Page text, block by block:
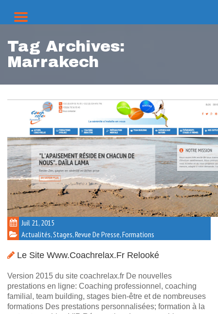
Tag Archives:
Marrakech
Juil 21, 2015
Actualités, Stages, Revue De Presse, Formations
Le Site Www.coachrelax.fr Relooké
Version 2015 du site coachrelax.fr De nouvelles
prestations en ligne: Coaching professionnel, coaching
familial, team building, stages bien-être et de nombreuses
formations Des prestations personnalisées; formation à la